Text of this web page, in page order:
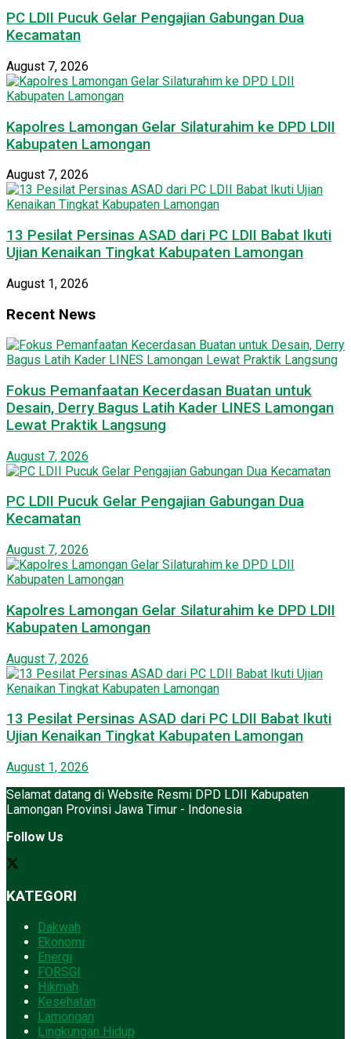
PC LDII Pucuk Gelar Pengajian Gabungan Dua
Kecamatan
August 7, 2026
Kapolres Lamongan Gelar Silaturahim ke DPD LDII
Kabupaten Lamongan
August 7, 2026
13 Pesilat Persinas ASAD dari PC LDII Babat Ikuti
Ujian Kenaikan Tingkat Kabupaten Lamongan
August 1, 2026
Recent News
Fokus Pemanfaatan Kecerdasan Buatan untuk
Desain, Derry Bagus Latih Kader LINES Lamongan
Lewat Praktik Langsung
August 7, 2026
PC LDII Pucuk Gelar Pengajian Gabungan Dua
Kecamatan
August 7, 2026
Kapolres Lamongan Gelar Silaturahim ke DPD LDII
Kabupaten Lamongan
August 7, 2026
13 Pesilat Persinas ASAD dari PC LDII Babat Ikuti
Ujian Kenaikan Tingkat Kabupaten Lamongan
August 1, 2026
Selamat datang di Website Resmi DPD LDII Kabupaten
Lamongan Provinsi Jawa Timur - Indonesia
Follow Us
KATEGORI
Dakwah
Ekonomi
Energi
FORSGI
Hikmah
Kesehatan
Lamongan
Lingkungan Hidup